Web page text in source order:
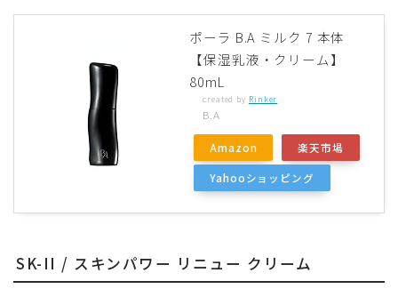
ポーラ B.A ミルク 7 本体
【保湿乳液・クリーム】
80mL
created by Rinker
B.A
Amazon 楽天市場
Yahooショッピング
SK-II / スキンパワー リニュー クリーム